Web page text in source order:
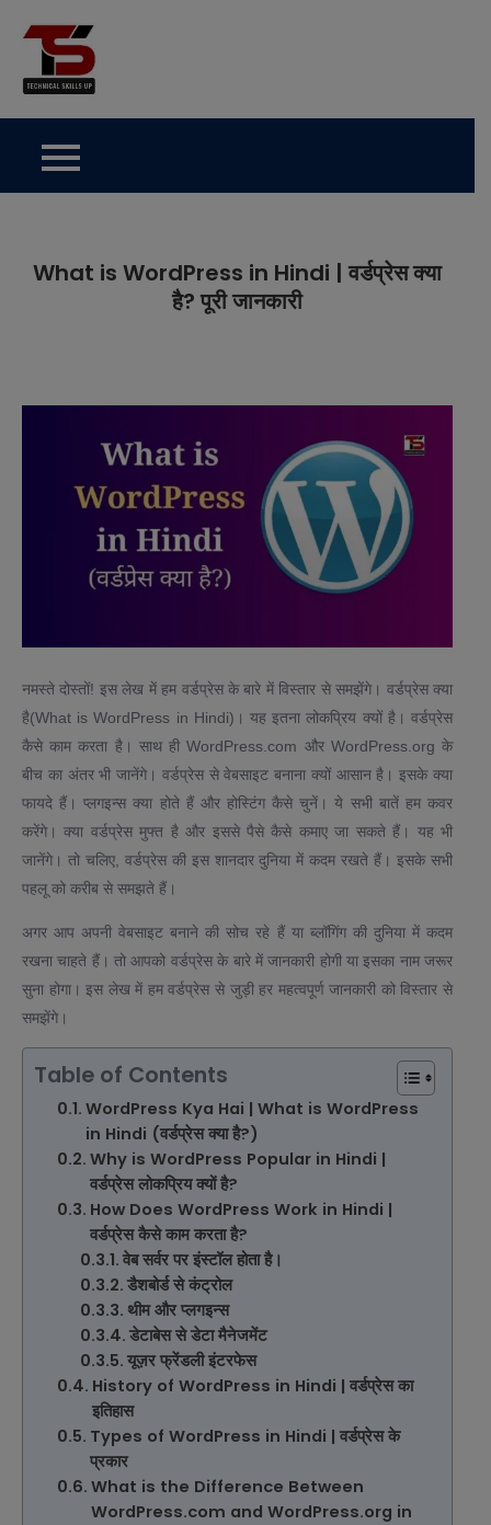
content
What is WordPress in Hindi | वर्डप्रेस क्या
है? पूरी जानकारी
नमस्ते दोस्तों! इस लेख में हम वर्डप्रेस के बारे में विस्तार से समझेंगे। वर्डप्रेस क्या
है(What is WordPress in Hindi)। यह इतना लोकप्रिय क्यों है। वर्डप्रेस
कैसे काम करता है। साथ ही WordPress.com और WordPress.org के
बीच का अंतर भी जानेंगे। वर्डप्रेस से वेबसाइट बनाना क्यों आसान है। इसके क्या
फायदे हैं। प्लगइन्स क्या होते हैं और होस्टिंग कैसे चुनें। ये सभी बातें हम कवर
करेंगे। क्या वर्डप्रेस मुफ्त है और इससे पैसे कैसे कमाए जा सकते हैं। यह भी
जानेंगे। तो चलिए, वर्डप्रेस की इस शानदार दुनिया में कदम रखते हैं। इसके सभी
पहलू को करीब से समझते हैं।
अगर आप अपनी वेबसाइट बनाने की सोच रहे हैं या ब्लॉगिंग की दुनिया में कदम
रखना चाहते हैं। तो आपको वर्डप्रेस के बारे में जानकारी होगी या इसका नाम जरूर
सुना होगा। इस लेख में हम वर्डप्रेस से जुड़ी हर महत्वपूर्ण जानकारी को विस्तार से
समझेंगे।
Table of Contents
WordPress Kya Hai | What is WordPress
in Hindi (वर्डप्रेस क्या है?)
Why is WordPress Popular in Hindi |
वर्डप्रेस लोकप्रिय क्यों है?
How Does WordPress Work in Hindi |
वर्डप्रेस कैसे काम करता है?
वेब सर्वर पर इंस्टॉल होता है।
डैशबोर्ड से कंट्रोल
थीम और प्लगइन्स
डेटाबेस से डेटा मैनेजमेंट
यूज़र फ्रेंडली इंटरफेस
History of WordPress in Hindi | वर्डप्रेस का
इतिहास
Types of WordPress in Hindi | वर्डप्रेस के
प्रकार
What is the Difference Between
WordPress.com and WordPress.org in